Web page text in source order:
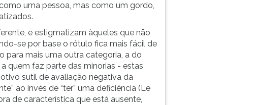
uma pessoa, mas como um gordo,
e estigmatizam àqueles que não
se por base o rótulo fica mais fácil de
para mais uma outra categoria, a do
quem faz parte das minorias - estas
sutil de avaliação negativa da
ao invés de “ter” uma deficiência (Le
de característica que está ausente,